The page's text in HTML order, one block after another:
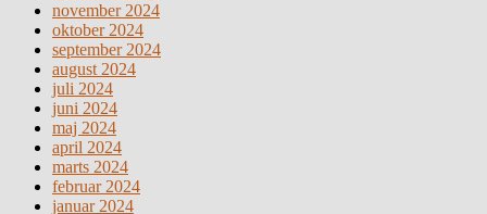
november 2024
oktober 2024
september 2024
august 2024
juli 2024
juni 2024
maj 2024
april 2024
marts 2024
februar 2024
januar 2024